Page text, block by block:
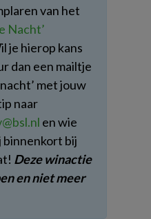
van het
Nacht’
je hierop kans
dan een mailtje
met jouw
naar
en wie
bij
Deze winactie
en niet meer